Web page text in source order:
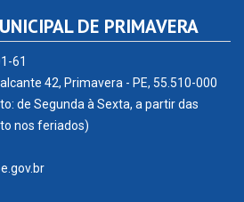
DE PRIMAVERA
61
42, Primavera - PE, 55.510-000
de Segunda à Sexta, a partir das
nos feriados)